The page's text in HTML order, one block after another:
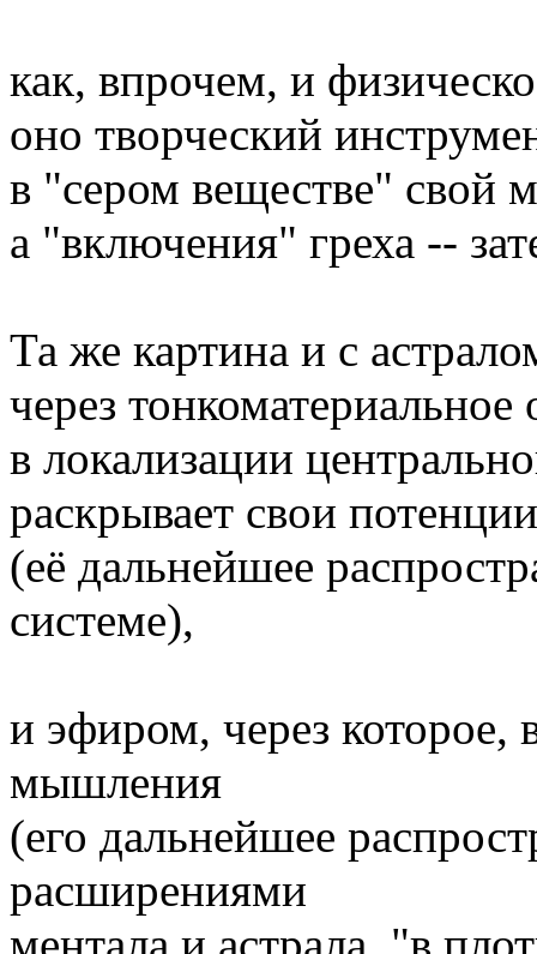
как, впрочем, и
оно творческий
в "сером веществе" свой
а "включения" греха --
Та же картина и с
через
в локализации
раскрывает свои
(её дальнейшее
системе),
и эфиром, через которое,
мышления
(его дальнейшее
расширениями